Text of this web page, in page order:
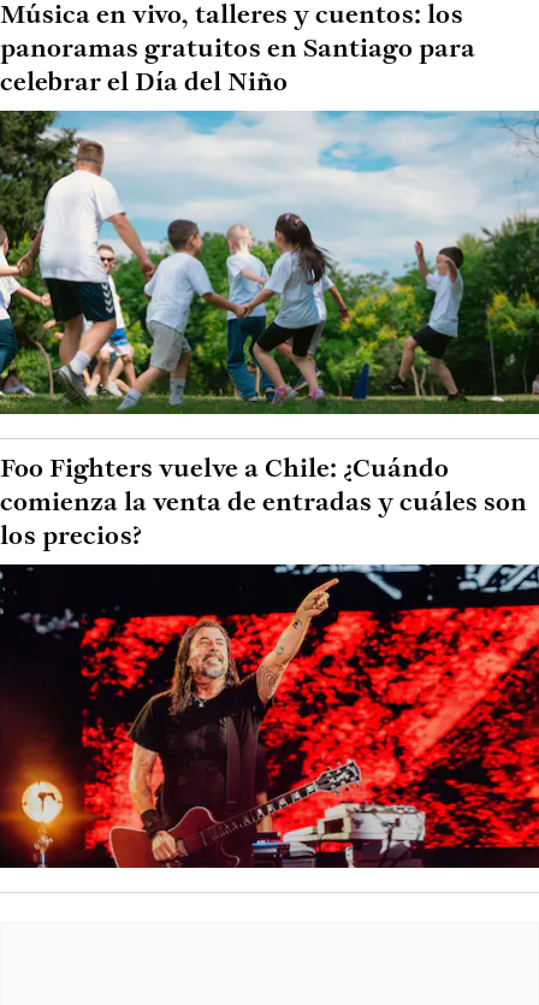
Música en vivo, talleres y cuentos: los
panoramas gratuitos en Santiago para
celebrar el Día del Niño
Foo Fighters vuelve a Chile: ¿Cuándo
comienza la venta de entradas y cuáles son
los precios?